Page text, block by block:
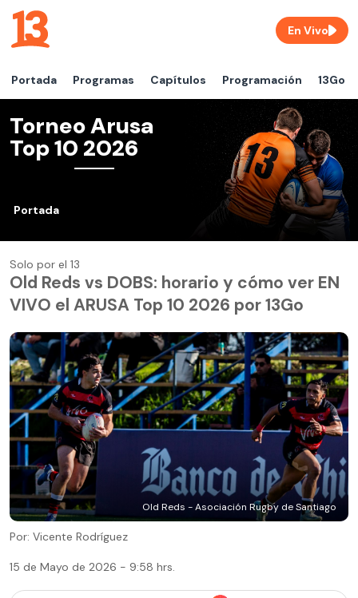
Portada Programas Capítulos Programación 13Go
En Vivo
Torneo Arusa
Top 10 2026
Portada
Solo por el 13
Old Reds vs DOBS: horario y cómo ver EN
VIVO el ARUSA Top 10 2026 por 13Go
Old Reds - Asociación Rugby de Santiago
Por: Vicente Rodríguez
15 de Mayo de 2026 - 9:58 hrs.